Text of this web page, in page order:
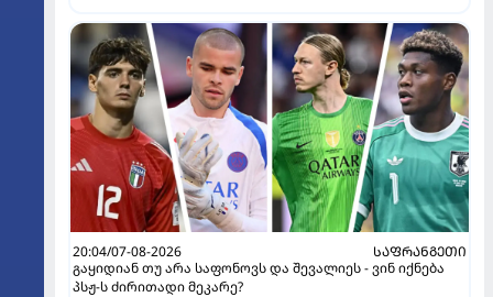
20:04/07-08-2026
ᲡᲐᲤᲠᲐᲜᲒᲔᲗᲘ
გაყიდიან თუ არა საფონოვს და შევალიეს - ვინ იქნება
პსჟ-ს ძირითადი მეკარე?